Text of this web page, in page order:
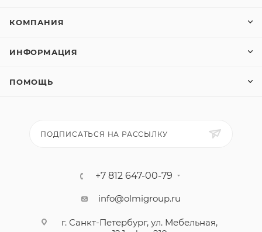
КОМПАНИЯ
ИНФОРМАЦИЯ
ПОМОЩЬ
ПОДПИСАТЬСЯ НА РАССЫЛКУ
+7 812 647-00-79
info@olmigroup.ru
г. Санкт-Петербург, ул. Мебельная,